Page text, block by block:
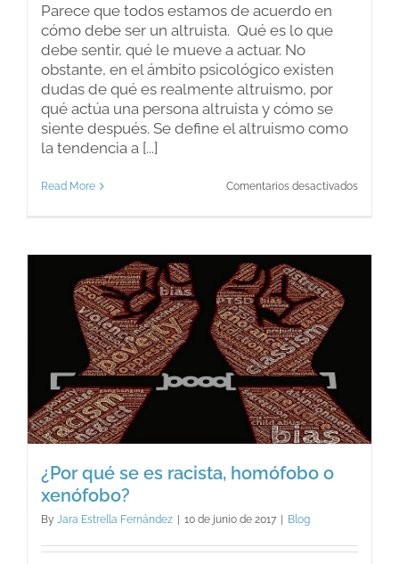
Parece que todos estamos de acuerdo en
cómo debe ser un altruista. Qué es lo que
debe sentir, qué le mueve a actuar. No
obstante, en el ámbito psicológico existen
dudas de qué es realmente altruismo, por
qué actúa una persona altruista y cómo se
siente después. Se define el altruismo como
la tendencia a [...]
Read More Comentarios desactivadosen
¿Por qué se es racista, homófobo o
xenófobo?
By Jara Estrella Fernández | 10 de junio de 2017 | Blog